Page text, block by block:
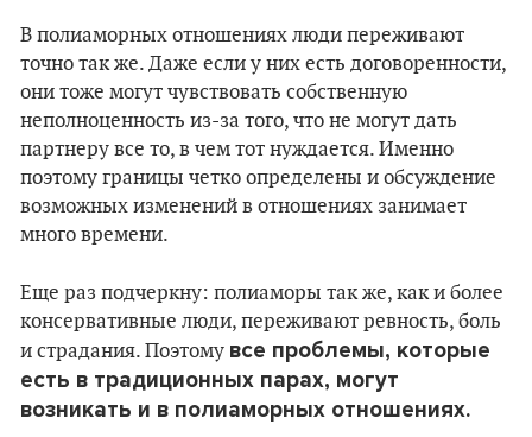
В полиаморных отношениях люди переживают
точно так же. Даже если у них есть договоренности,
они тоже могут чувствовать собственную
неполноценность из-за того, что не могут дать
партнеру все то, в чем тот нуждается. Именно
поэтому границы четко определены и обсуждение
возможных изменений в отношениях занимает
много времени.
Еще раз подчеркну: полиаморы так же, как и более
консервативные люди, переживают ревность, боль
и страдания. Поэтому все проблемы, которые
есть в традиционных парах, могут
возникать и в полиаморных отношениях.